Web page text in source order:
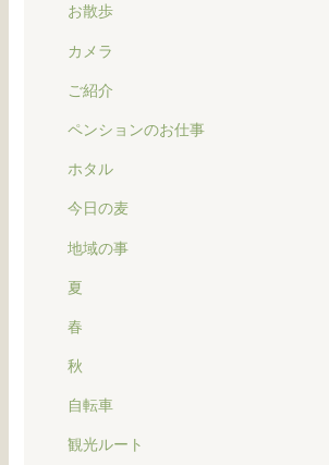
お散歩
カメラ
ご紹介
ペンションのお仕事
ホタル
今日の麦
地域の事
夏
春
秋
自転車
観光ルート